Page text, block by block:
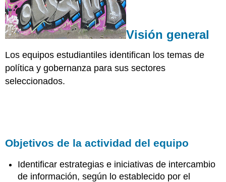
del
equipo
Opciones
de
Rúbrica
de
Criterios
Visión general
Los equipos estudiantiles identifican los temas de
política y gobernanza para sus sectores
seleccionados.
Objetivos de la actividad del equipo
Identificar estrategias e iniciativas de intercambio
de información, según lo establecido por el